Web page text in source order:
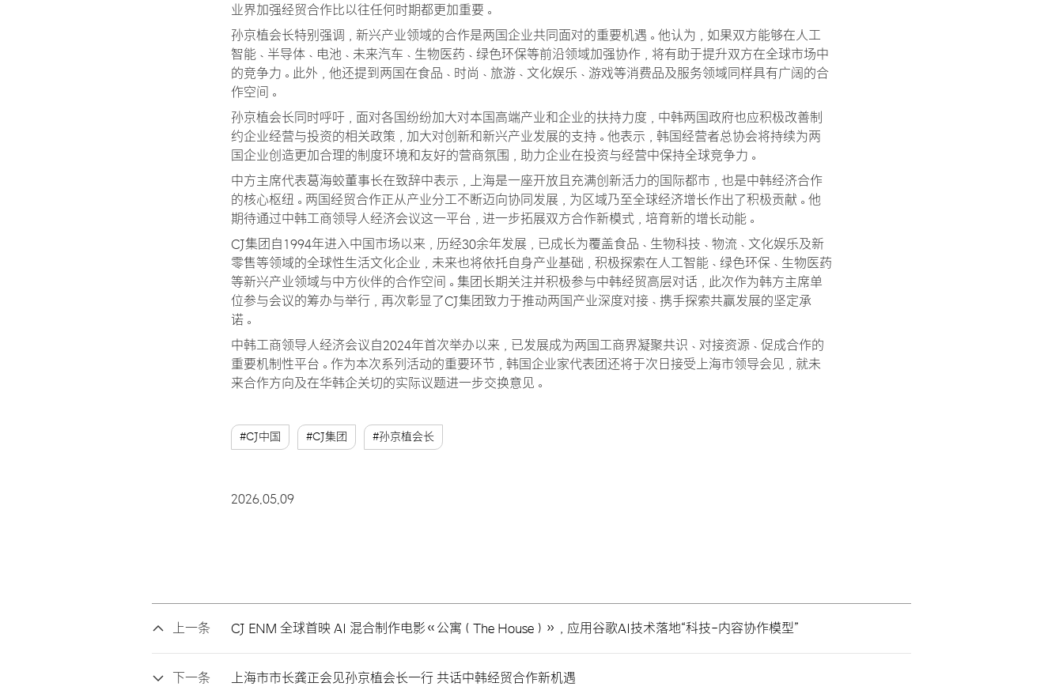
业界加强经贸合作比以往任何时期都更加重要。
孙京植会长特别强调，新兴产业领域的合作是两国企业共同面对的重要机遇。他认为，如果双方能够在人工
智能、半导体、电池、未来汽车、生物医药、绿色环保等前沿领域加强协作，将有助于提升双方在全球市场中
的竞争力。此外，他还提到两国在食品、时尚、旅游、文化娱乐、游戏等消费品及服务领域同样具有广阔的合
作空间。
孙京植会长同时呼吁，面对各国纷纷加大对本国高端产业和企业的扶持力度，中韩两国政府也应积极改善制
约企业经营与投资的相关政策，加大对创新和新兴产业发展的支持。他表示，韩国经营者总协会将持续为两
国企业创造更加合理的制度环境和友好的营商氛围，助力企业在投资与经营中保持全球竞争力。
中方主席代表葛海蛟董事长在致辞中表示，上海是一座开放且充满创新活力的国际都市，也是中韩经济合作
的核心枢纽。两国经贸合作正从产业分工不断迈向协同发展，为区域乃至全球经济增长作出了积极贡献。他
期待通过中韩工商领导人经济会议这一平台，进一步拓展双方合作新模式，培育新的增长动能。
CJ集团自1994年进入中国市场以来，历经30余年发展，已成长为覆盖食品、生物科技、物流、文化娱乐及新
零售等领域的全球性生活文化企业，未来也将依托自身产业基础，积极探索在人工智能、绿色环保、生物医药
等新兴产业领域与中方伙伴的合作空间。集团长期关注并积极参与中韩经贸高层对话，此次作为韩方主席单
位参与会议的筹办与举行，再次彰显了CJ集团致力于推动两国产业深度对接、携手探索共赢发展的坚定承
诺。
中韩工商领导人经济会议自2024年首次举办以来，已发展成为两国工商界凝聚共识、对接资源、促成合作的
重要机制性平台。作为本次系列活动的重要环节，韩国企业家代表团还将于次日接受上海市领导会见，就未
来合作方向及在华韩企关切的实际议题进一步交换意见。
#CJ中国 #CJ集团 #孙京植会长
2026.05.09
上一条 CJ ENM 全球首映 AI 混合制作电影《公寓（The House）》，应用谷歌AI技术落地“科技-内容协作模型”
下一条 上海市市长龚正会见孙京植会长一行 共话中韩经贸合作新机遇